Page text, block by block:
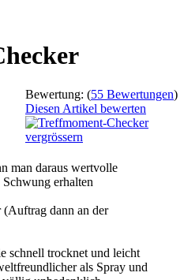
Bewertung: (55 Bewertungen)
Diesen Artikel bewerten
vergrössern
man daraus wertvolle
erhalten
dann an der
schnell trocknet und leicht
als Spray und